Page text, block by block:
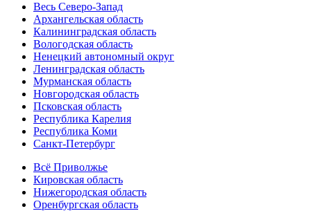
Весь Северо-Запад
Архангельская область
Калининградская область
Вологодская область
Ненецкий автономный округ
Ленинградская область
Мурманская область
Новгородская область
Псковская область
Республика Карелия
Республика Коми
Санкт-Петербург
Всё Приволжье
Кировская область
Нижегородская область
Оренбургская область